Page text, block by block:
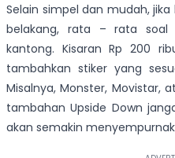
Selain simpel dan mudah,
belakang, rata – rata
kantong. Kisaran Rp 200
tambahkan stiker yang
Misalnya, Monster, Movistar,
tambahan Upside Down
akan semakin